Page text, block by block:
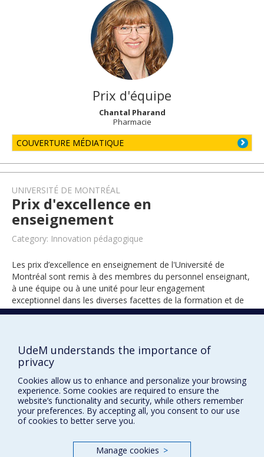
Prix d'équipe
Chantal Pharand
Pharmacie
COUVERTURE MÉDIATIQUE
UNIVERSITÉ DE MONTRÉAL
Prix d'excellence en
enseignement
Category: Innovation pédagogique
Les prix d’excellence en enseignement de l'Université de
Montréal sont remis à des membres du personnel enseignant,
à une équipe ou à une unité pour leur engagement
exceptionnel dans les diverses facettes de la formation et de
l’encadrement des étudiants.
UdeM understands the importance of
privacy
Cookies allow us to enhance and personalize your browsing
experience. Some cookies are required to ensure the
website’s functionality and security, while others remember
your preferences. By accepting all, you consent to our use
of cookies to better serve you.
Manage cookies >